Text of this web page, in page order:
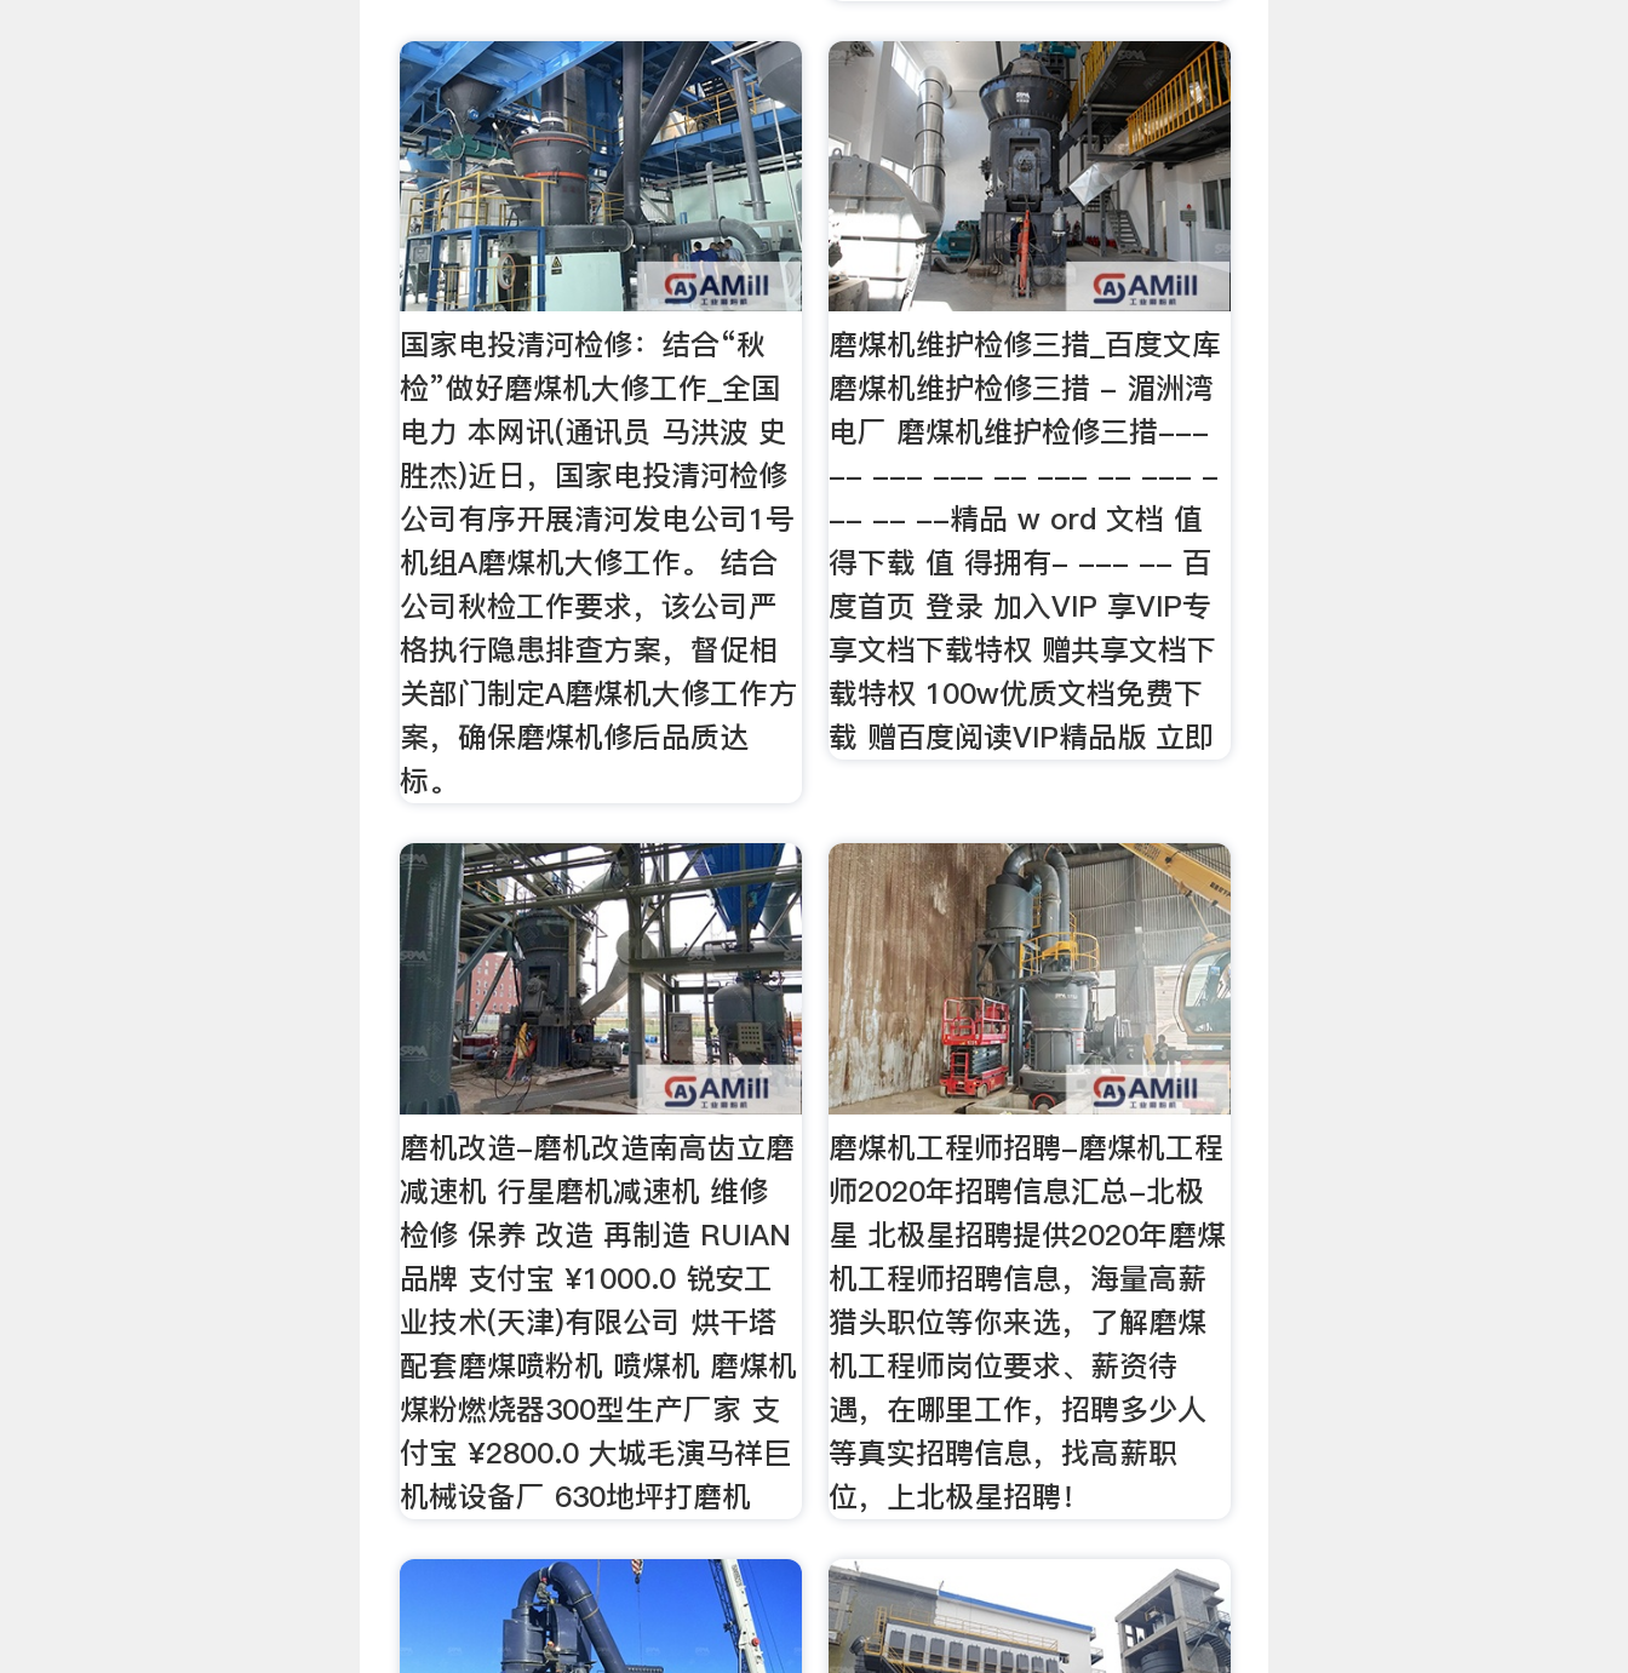
国家电投清河检修：结合“秋
检”做好磨煤机大修工作_全国
电力 本网讯(通讯员 马洪波 史
胜杰)近日，国家电投清河检修
公司有序开展清河发电公司1号
机组A磨煤机大修工作。 结合
公司秋检工作要求，该公司严
格执行隐患排查方案，督促相
关部门制定A磨煤机大修工作方
案，确保磨煤机修后品质达
标。
磨煤机维护检修三措_百度文库
磨煤机维护检修三措 - 湄洲湾
电厂 磨煤机维护检修三措---
-- --- --- -- --- -- --- -
-- -- --精品 w ord 文档 值
得下载 值 得拥有- --- -- 百
度首页 登录 加入VIP 享VIP专
享文档下载特权 赠共享文档下
载特权 100w优质文档免费下
载 赠百度阅读VIP精品版 立即
磨机改造-磨机改造南高齿立磨
减速机 行星磨机减速机 维修
检修 保养 改造 再制造 RUIAN
品牌 支付宝 ¥1000.0 锐安工
业技术(天津)有限公司 烘干塔
配套磨煤喷粉机 喷煤机 磨煤机
煤粉燃烧器300型生产厂家 支
付宝 ¥2800.0 大城毛演马祥巨
机械设备厂 630地坪打磨机
磨煤机工程师招聘-磨煤机工程
师2020年招聘信息汇总-北极
星 北极星招聘提供2020年磨煤
机工程师招聘信息，海量高薪
猎头职位等你来选，了解磨煤
机工程师岗位要求、薪资待
遇，在哪里工作，招聘多少人
等真实招聘信息，找高薪职
位，上北极星招聘！